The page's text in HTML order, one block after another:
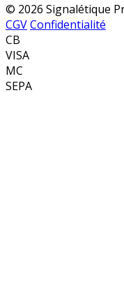
© 2026 Signalétique
CGVConfidentialité
CB
VISA
MC
SEPA